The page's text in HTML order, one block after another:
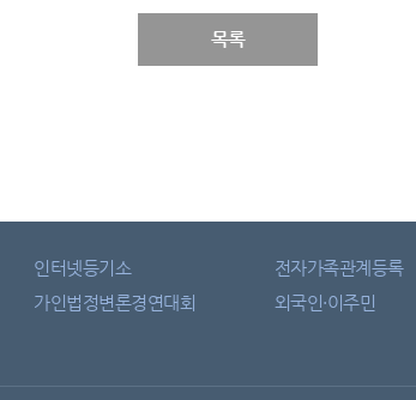
목록
인터넷등기소 전자가족관계등록
가인법정변론경연대회 외국인·이주민